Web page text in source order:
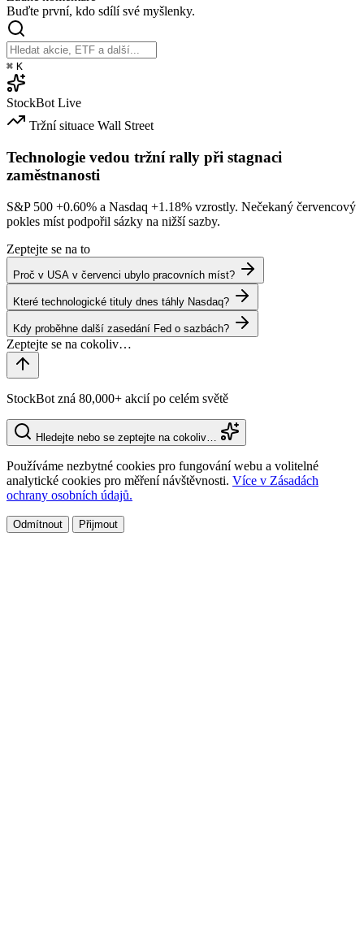
Buďte první, kdo sdílí své myšlenky.
⌘ K
StockBot Live
Tržní situace Wall Street
Technologie vedou tržní rally při stagnaci
zaměstnanosti
S&P 500 +0.60% a Nasdaq +1.18% vzrostly. Nečekaný červencový
pokles míst podpořil sázky na nižší sazby.
Zeptejte se na to
Proč v USA v červenci ubylo pracovních míst?
Které technologické tituly dnes táhly Nasdaq?
Kdy proběhne další zasedání Fed o sazbách?
StockBot zná 80,000+ akcií po celém světě
Hledejte nebo se zeptejte na cokoliv…
Používáme nezbytné cookies pro fungování webu a volitelné
analytické cookies pro měření návštěvnosti. Více v Zásadách
ochrany osobních údajů.
Odmítnout Přijmout